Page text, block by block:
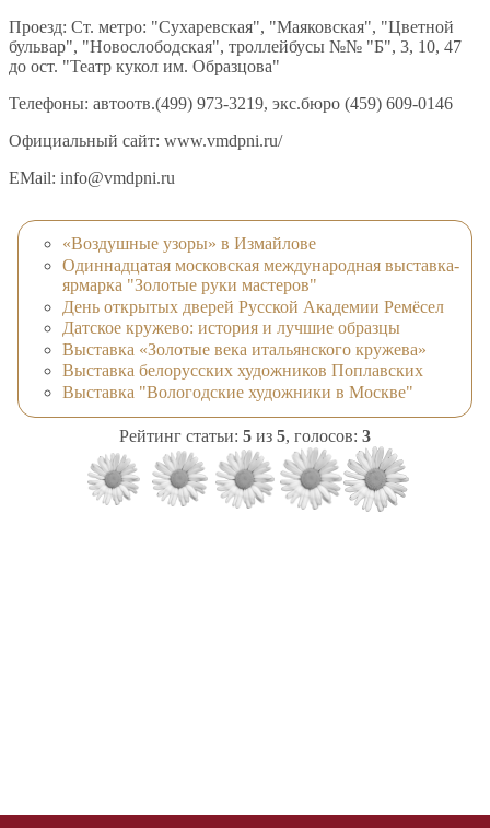
Проезд: Ст. метро: "Сухаревская", "Маяковская", "Цветной
бульвар", "Новослободская", троллейбусы №№ "Б", 3, 10, 47
до ост. "Театр кукол им. Образцова"
Телефоны: автоотв.(499) 973-3219, экс.бюро (459) 609-0146
Официальный сайт: www.vmdpni.ru/
EMail: info@vmdpni.ru
«Воздушные узоры» в Измайлове
Одиннадцатая московская международная выставка-
ярмарка "Золотые руки мастеров"
День открытых дверей Русской Академии Ремёсел
Датское кружево: история и лучшие образцы
Выставка «Золотые века итальянского кружева»
Выставка белорусских художников Поплавских
Выставка "Вологодские художники в Москве"
Рейтинг статьи: 5 из 5, голосов: 3